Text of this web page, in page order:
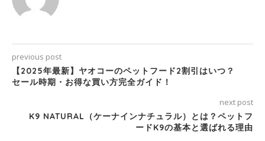
previous post
【2025年最新】ヤオコーのペットフード2割引はいつ？
セール時期・お得な買い方完全ガイド！
next post
K9 NATURAL（ケーナインナチュラル）とは？ペットフ
ードK9の基本と選ばれる理由